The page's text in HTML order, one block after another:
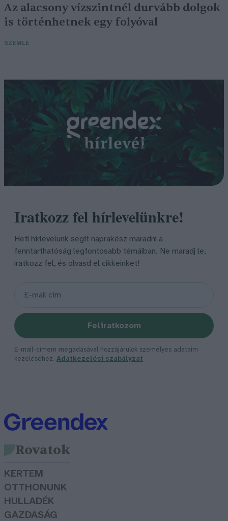
Az alacsony vízszintnél durvább dolgok
is történhetnek egy folyóval
SZEMLE
Iratkozz fel hírlevelünkre!
Heti hírlevelünk segít naprakész maradni a
fenntarthatóság legfontosabb témáiban. Ne maradj le,
iratkozz fel, és olvasd el cikkeinket!
Feliratkozom
E-mail-címem megadásával hozzájárulok személyes adataim
kezeléséhez. Adatkezelési szabályzat
Rovatok
KERTEM
OTTHONUNK
HULLADÉK
GAZDASÁG